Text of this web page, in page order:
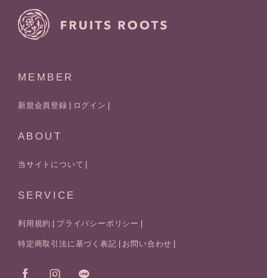
MEMBER
新規会員登録 ログイン
ABOUT
当サイトについて
SERVICE
利用規約 プライバシーポリシー
特定商取引法に基づく表記 お問い合わせ